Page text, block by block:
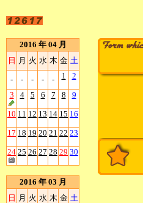
2016 年 04 月
日 月 火 水 木 金 土
- - - - - 1 2
3 4 5 6 7 8 9
10 11 12 13 14 15 16
17 18 19 20 21 22 23
24 25 26 27 28 29 30
2016 年 03 月
日 月 火 水 木 金 土